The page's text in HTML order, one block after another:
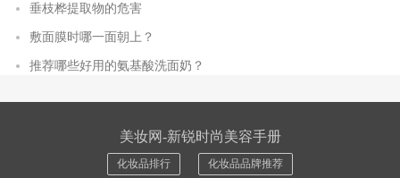
垂枝桦提取物的危害
敷面膜时哪一面朝上？
推荐哪些好用的氨基酸洗面奶？
美妆网-新锐时尚美容手册
化妆品排行 化妆品品牌推荐